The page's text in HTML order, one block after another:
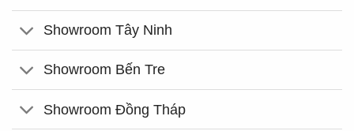
Showroom Tây Ninh
Showroom Bến Tre
Showroom Đồng Tháp